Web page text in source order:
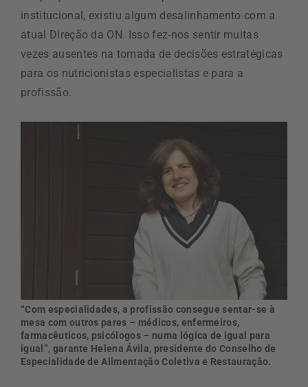
institucional, existiu algum desalinhamento com a
atual Direção da ON. Isso fez-nos sentir muitas
vezes ausentes na tomada de decisões estratégicas
para os nutricionistas especialistas e para a
profissão.
“Com especialidades, a profissão consegue sentar-se à
mesa com outros pares – médicos, enfermeiros,
farmacêuticos, psicólogos – numa lógica de igual para
igual”, garante Helena Ávila, presidente do Conselho de
Especialidade de Alimentação Coletiva e Restauração.